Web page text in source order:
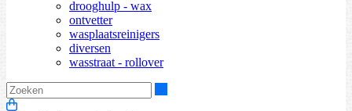
drooghulp - wax
ontvetter
wasplaatsreinigers
diversen
wasstraat - rollover